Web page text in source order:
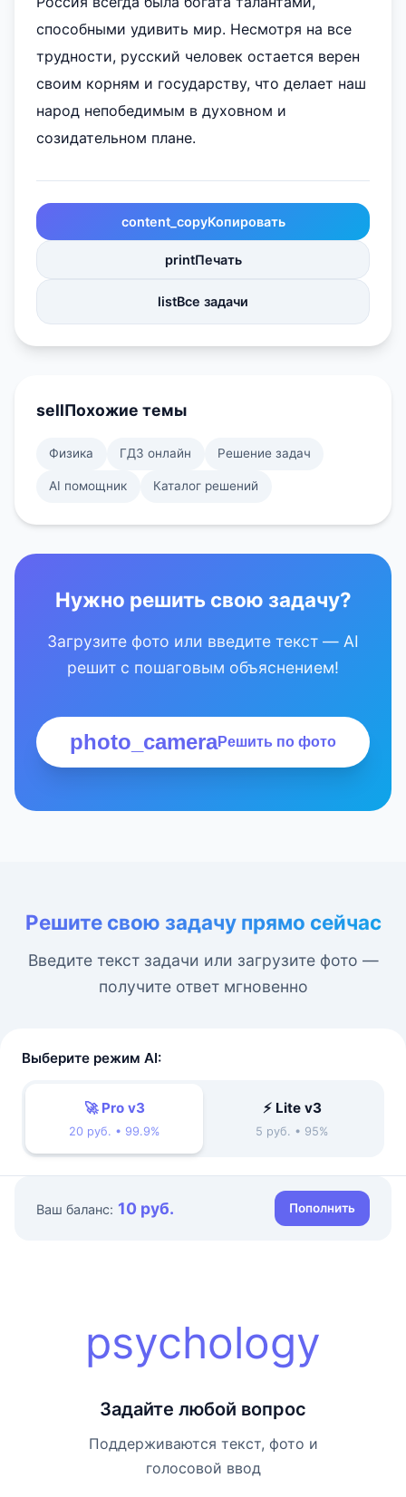
способными удивить мир. Несмотря на все
трудности, русский человек остается верен
своим корням и государству, что делает наш
народ непобедимым в духовном и
созидательном плане.
content_copyКопировать
printПечать
listВсе задачи
sellПохожие темы
Физика ГДЗ онлайн Решение задач
AI помощник Каталог решений
Нужно решить свою задачу?
Загрузите фото или введите текст — AI
решит с пошаговым объяснением!
photo_cameraРешить по фото
Решите свою задачу прямо сейчас
Введите текст задачи или загрузите фото —
получите ответ мгновенно
Выберите режим AI:
🚀 Pro v3
20 руб. • 99.9%
⚡ Lite v3
5 руб. • 95%
Ваш баланс: 10 руб. Пополнить
psychology
Задайте любой вопрос
Поддерживаются текст, фото и
голосовой ввод